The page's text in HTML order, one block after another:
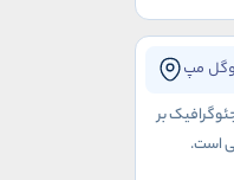
مپ
بر